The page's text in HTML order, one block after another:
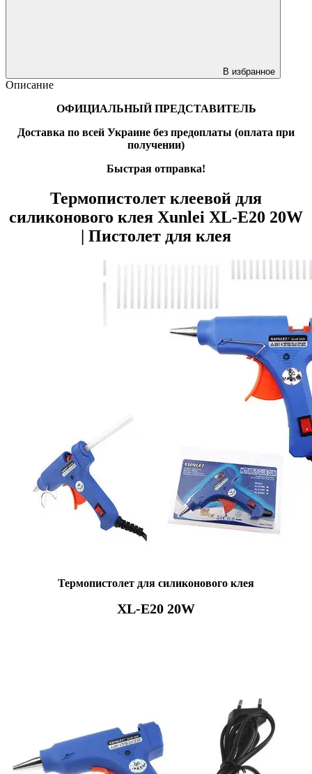
В избранное
Описание
ОФИЦИАЛЬНЫЙ ПРЕДСТАВИТЕЛЬ
Доставка по всей Украине без предоплаты (оплата при
получении)
Быстрая отправка!
Термопистолет клеевой для
силиконового клея Xunlei XL-E20 20W
| Пистолет для клея
Термопистолет для силиконового клея
XL-E20 20W